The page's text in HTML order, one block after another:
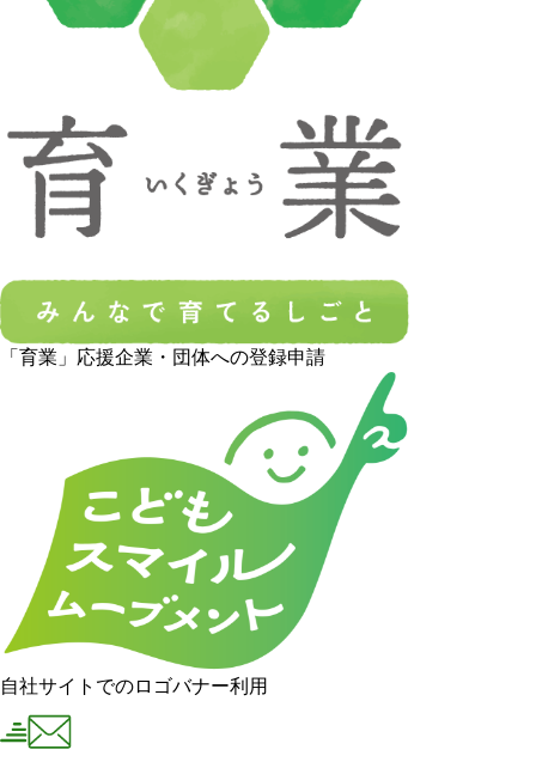
「育業」応援企業・団体への登録申請
自社サイトでのロゴバナー利用